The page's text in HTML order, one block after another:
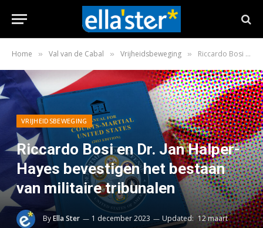
Home » Val van de Cabal » Vrijheidsbeweging » Riccardo Bosi en Dr. Jan Halper-Hayes bevestigen het bestaan van militaire tribunalen
VRIJHEIDSBEWEGING
Riccardo Bosi en Dr. Jan Halper-
Hayes bevestigen het bestaan
van militaire tribunalen
ByElla Ster 1 december 2023 Updated: 12 maart